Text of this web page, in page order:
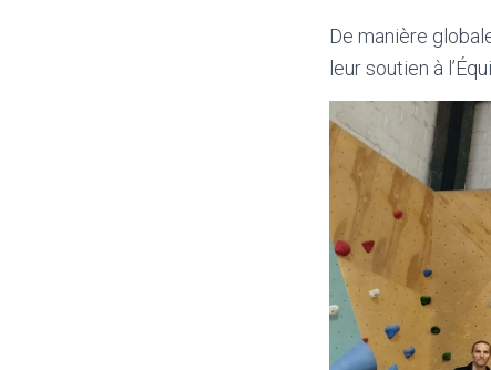
De manière
leur soutien à